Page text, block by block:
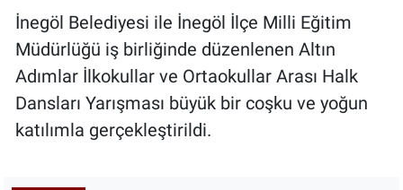
İnegöl Belediyesi ile İnegöl İlçe Milli Eğitim
Müdürlüğü iş birliğinde düzenlenen Altın
Adımlar İlkokullar ve Ortaokullar Arası Halk
Dansları Yarışması büyük bir coşku ve yoğun
katılımla gerçekleştirildi.